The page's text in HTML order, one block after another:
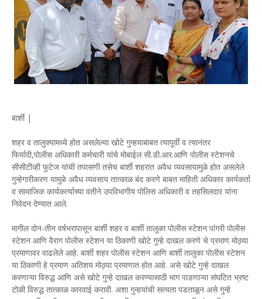
बार्शी |
शहर व तालुक्यामध्ये होत असलेल्या खोटे गुन्हयाबाबत त्यापूर्वी व त्यानंतर
फिर्यादी,पोलीस अधिकारी कर्मचारी यांचे मोबाईल सी.डी.आर.आणि पोलीस स्टेशनचे
सीसीटीव्ही फुटेज यांची तपासणी तसेच बार्शी शहरात अवैध व्यवसायामुळे होत असलेले
गुन्हेगारीकरण यामुळे अवैध व्यवसाय तात्काळ बंद करणे बाबत माहिती अधिकार कार्यकर्ता
व सामाजिक कार्यकर्त्याच्या वतीने उपविभागीय पोलिस अधिकारी व तहसिलदार यांना
निवेदन देण्यात आले.
मागील दोन-तीन वर्षभरापासून बार्शी शहर व बार्शी तालुका पोलीस स्टेशन पांगरी पोलीस
स्टेशन आणि वैराग पोलीस स्टेशन या ठिकाणी खोटे गुन्हे दाखल करणे चे प्रमाण मोठ्या
प्रमाणावर वाढलेले आहे. बार्शी शहर पोलीस स्टेशन आणि बार्शी तालुका पोलीस स्टेशन
या ठिकाणी हे प्रमाण अतिशय मोठ्या प्रमाणात होत आहे. असे खोटे गुन्हे दाखल
करणाऱ्या विरुद्ध आणि असे खोटे गुन्हे दाखल करण्यासाठी भाग पाडणाऱ्या संघटित भ्रष्ट
टोळी विरुद्ध तात्काळ कारवाई करावी. अशा गुन्हयांची सत्यता पडताळून असे गुन्हे